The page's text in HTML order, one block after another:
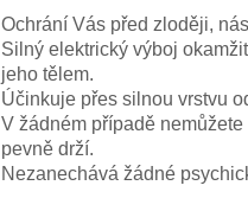
Ochrání Vás před zloději,
Silný elektrický výboj
jeho tělem.
Účinkuje přes silnou vrstvu
V žádném případě
pevně drží.
Nezanechává žádné